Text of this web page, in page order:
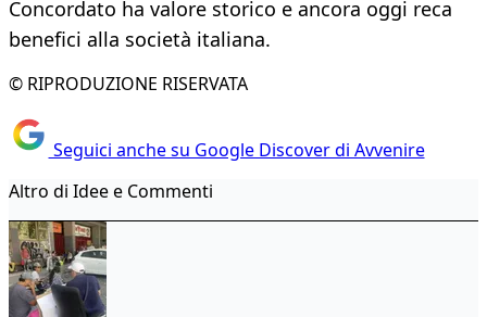
Concordato ha valore storico e ancora oggi reca
benefici alla società italiana.
© RIPRODUZIONE RISERVATA
Seguici anche su Google Discover di Avvenire
Altro di Idee e Commenti